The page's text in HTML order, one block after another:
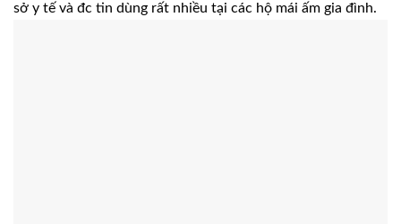
sở y tế và đc tin dùng rất nhiều tại các hộ mái ấm gia đình.